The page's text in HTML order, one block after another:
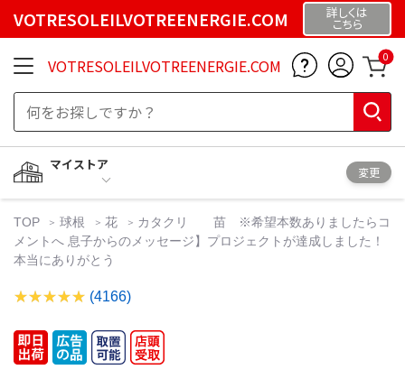
VOTRESOLEILVOTREENERGIE.COM 詳しくは
こちら
VOTRESOLEILVOTREENERGIE.COM 0
マイストア
変更
TOP 球根 花
カタクリ 苗 ※希望本数ありましたらコ
メントへ 息子からのメッセージ】プロジェクトが達成しました！
本当にありがとう
(4166)